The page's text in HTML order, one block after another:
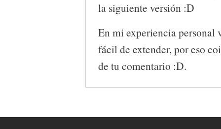
la siguiente versión :D
En mi experiencia personal
fácil de extender, por eso
de tu comentario :D.